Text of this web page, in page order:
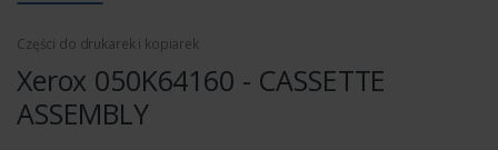
Części do drukarek i kopiarek
Xerox 050K64160 - CASSETTE
ASSEMBLY